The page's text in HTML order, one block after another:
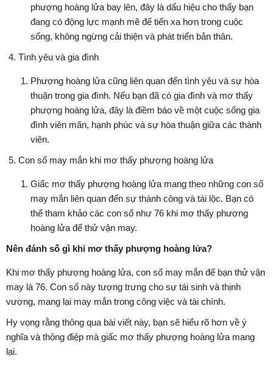
phượng hoàng lửa bay lên, đây là dấu hiệu cho thấy bạn
đang có động lực mạnh mẽ để tiến xa hơn trong cuộc
sống, không ngừng cải thiện và phát triển bản thân.
Tình yêu và gia đình
Phượng hoàng lửa cũng liên quan đến tình yêu và sự hòa
thuận trong gia đình. Nếu bạn đã có gia đình và mơ thấy
phượng hoàng lửa, đây là điềm báo về một cuộc sống gia
đình viên mãn, hạnh phúc và sự hòa thuận giữa các thành
viên.
Con số may mắn khi mơ thấy phượng hoàng lửa
Giấc mơ thấy phượng hoàng lửa mang theo những con số
may mắn liên quan đến sự thành công và tài lộc. Bạn có
thể tham khảo các con số như 76 khi mơ thấy phượng
hoàng lửa để thử vận may.
Nên đánh số gì khi mơ thấy phượng hoàng lửa?
Khi mơ thấy phượng hoàng lửa, con số may mắn để bạn thử vận
may là 76. Con số này tượng trưng cho sự tái sinh và thịnh
vượng, mang lại may mắn trong công việc và tài chính.
Hy vọng rằng thông qua bài viết này, bạn sẽ hiểu rõ hơn về ý
nghĩa và thông điệp mà giấc mơ thấy phượng hoàng lửa mang
lại.